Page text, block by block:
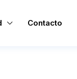
Contacto